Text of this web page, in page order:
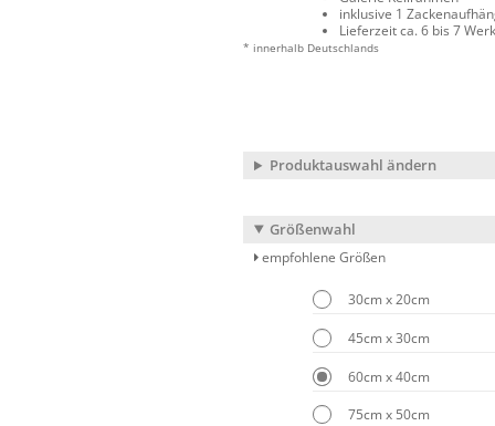
inklusive 1
Lieferzeit ca. 6 bis 7
* innerhalb Deutschlands
Produktauswahl ändern
Größenwahl
empfohlene Größen
30cm x 20cm
45cm x 30cm
60cm x 40cm
75cm x 50cm